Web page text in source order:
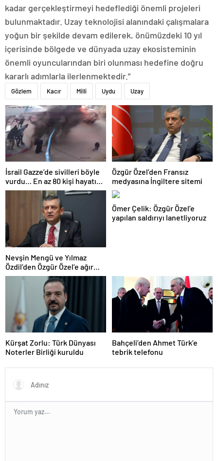
kadar gerçekleştirmeyi hedeflediği önemli projeleri
bulunmaktadır. Uzay teknolojisi alanındaki çalışmalara
yoğun bir şekilde devam edilerek, önümüzdeki 10 yıl
içerisinde bölgede ve dünyada uzay ekosisteminin
önemli oyuncularından biri olunması hedefine doğru
kararlı adımlarla ilerlenmektedir.”
Gözlem Kacır Milli Uydu Uzay
İsrail Gazze’de sivilleri böyle
vurdu… En az 80 kişi hayatını
kaybetti
Özgür Özel’den Fransız
medyasına İngiltere sitemi
Nevşin Mengü ve Yılmaz
Özdil’den Özgür Özel’e ağır
eleştiriler
Ömer Çelik: Özgür Özel’e
yapılan saldırıyı lanetliyoruz
Kürşat Zorlu: Türk Dünyası
Noterler Birliği kuruldu
Bahçeli’den Ahmet Türk’e
tebrik telefonu